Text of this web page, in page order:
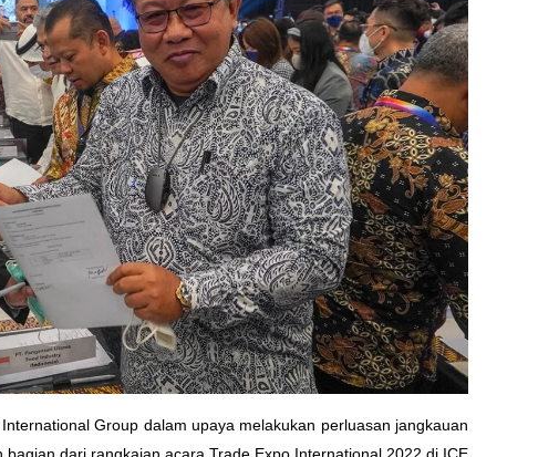
Group dalam upaya melakukan perluasan jangkauan